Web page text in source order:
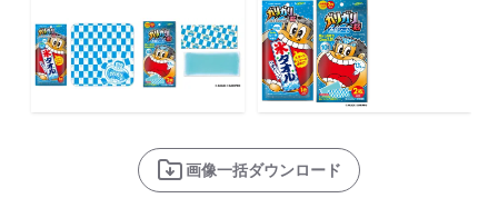
画像一括ダウンロード